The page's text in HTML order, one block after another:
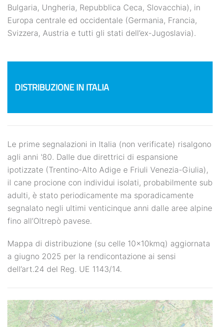
Bulgaria, Ungheria, Repubblica Ceca, Slovacchia), in
Europa centrale ed occidentale (Germania, Francia,
Svizzera, Austria e tutti gli stati dell’ex-Jugoslavia).
DISTRIBUZIONE IN ITALIA
Le prime segnalazioni in Italia (non verificate) risalgono
agli anni '80. Dalle due direttrici di espansione
ipotizzate (Trentino-Alto Adige e Friuli Venezia-Giulia),
il cane procione con individui isolati, probabilmente sub
adulti, è stato periodicamente ma sporadicamente
segnalato negli ultimi venticinque anni dalle aree alpine
fino all’Oltrepò pavese.
Mappa di distribuzione (su celle 10x10kmq) aggiornata
a giugno 2025 per la rendicontazione ai sensi
dell’art.24 del Reg. UE 1143/14.